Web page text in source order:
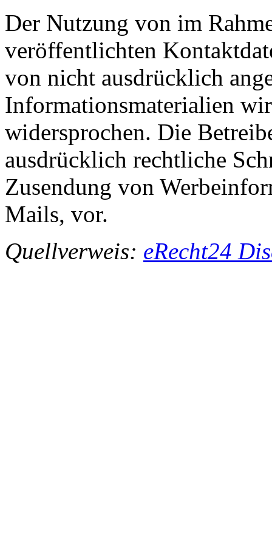
Der Nutzung von im
veröffentlichten
von nicht ausdrücklich
Informationsmaterialien
widersprochen. Die
ausdrücklich rechtliche
Zusendung von
Mails, vor.
Quellverweis: eRecht24